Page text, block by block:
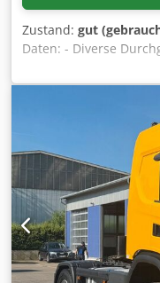
Zustand: gut
Daten: - Diverse
Credpfozrvi Aex Abbsf
mm - Plattenstärke
Untergestell 720 mm
mm - Gewicht ca. 120